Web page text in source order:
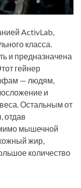
ActivLab,
класса.
и предназначена
гейнер
— людям,
и
Остальным от
отдав
мышечной
жир,
количество